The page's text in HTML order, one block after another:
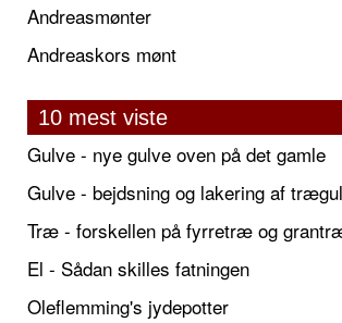
Andreasmønter
Andreaskors mønt
10 mest viste
Gulve - nye gulve oven på det gamle
Gulve - bejdsning og lakering af
Træ - forskellen på fyrretræ og
El - Sådan skilles fatningen
Oleflemming's jydepotter